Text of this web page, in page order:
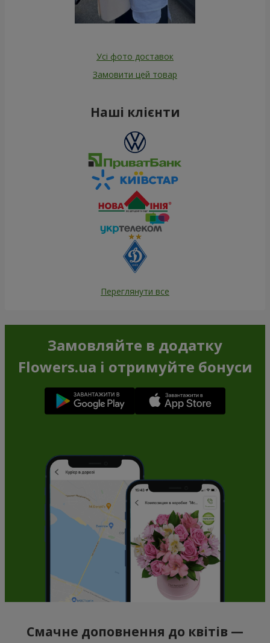
Усі фото доставок
Замовити цей товар
Наші клієнти
Переглянути все
Замовляйте в додатку
Flowers.ua і отримуйте бонуси
Смачне доповнення до квітів —